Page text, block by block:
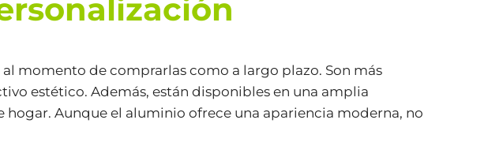
momento de comprarlas como a largo plazo. Son más
estético. Además, están disponibles en una amplia
Aunque el aluminio ofrece una apariencia moderna, no